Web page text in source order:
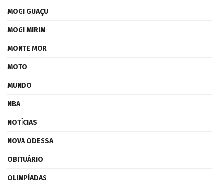
MOGI GUAÇU
MOGI MIRIM
MONTE MOR
MOTO
MUNDO
NBA
NOTÍCIAS
NOVA ODESSA
OBITUÁRIO
OLIMPÍADAS